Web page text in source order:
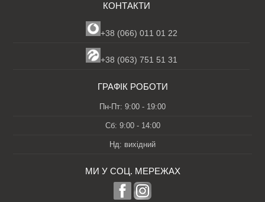
КОНТАКТИ
+38 (066) 011 01 22
+38 (063) 751 51 31
ГРАФІК РОБОТИ
Пн-Пт: 9:00 - 19:00
Сб: 9:00 - 14:00
Нд: вихідний
МИ У СОЦ. МЕРЕЖАХ